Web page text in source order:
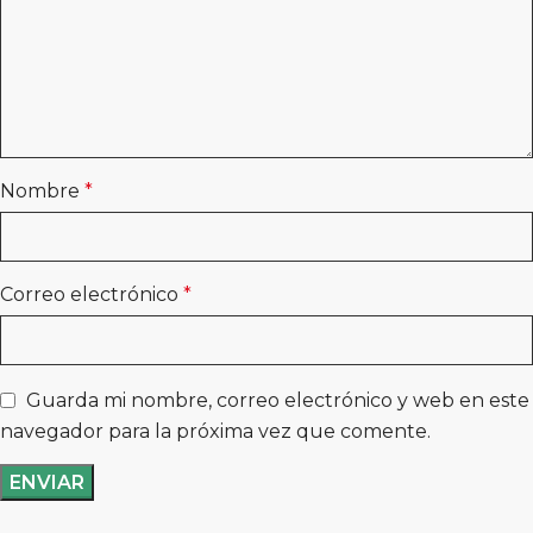
Nombre *
Correo electrónico *
Guarda mi nombre, correo electrónico y web en este
navegador para la próxima vez que comente.